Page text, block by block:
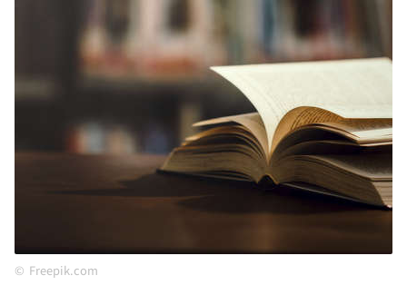
Freepik.com